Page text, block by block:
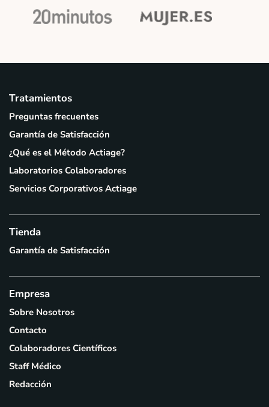
Tratamientos
Preguntas frecuentes
Garantía de Satisfacción
¿Qué es el Método Actiage?
Laboratorios Colaboradores
Servicios Corporativos Actiage
Tienda
Garantía de Satisfacción
Empresa
Sobre Nosotros
Contacto
Colaboradores Científicos
Staff Médico
Redacción